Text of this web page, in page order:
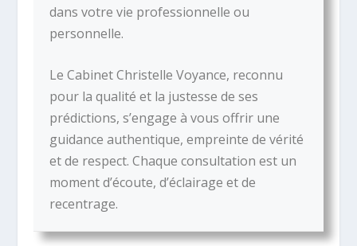
dans votre vie professionnelle ou
personnelle.
Le Cabinet Christelle Voyance, reconnu
pour la qualité et la justesse de ses
prédictions, s’engage à vous offrir une
guidance authentique, empreinte de vérité
et de respect. Chaque consultation est un
moment d’écoute, d’éclairage et de
recentrage.